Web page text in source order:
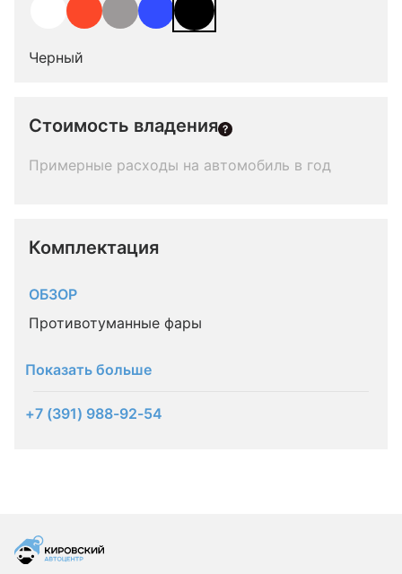
Черный
Стоимость владения
Примерные расходы на автомобиль в год
Комплектация
ОБЗОР
Противотуманные фары
Показать больше
+7 (391) 988-92-54